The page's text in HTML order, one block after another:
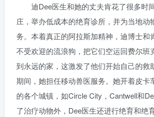
迪Dee医生和她的丈夫肯花了很多时
庄，举办低成本的绝育诊所，并为当地动
务。本着真正的阿拉斯加精神，迪博士和
不受欢迎的流浪狗，把它们空运回费尔班
到永远的家，这激发了他们开始自己的救
期间，她担任移动兽医服务。她开着皮卡
的各个城镇，如Circle City，Cantwell和
了治疗动物外，Dee医生还进行绝育和绝育